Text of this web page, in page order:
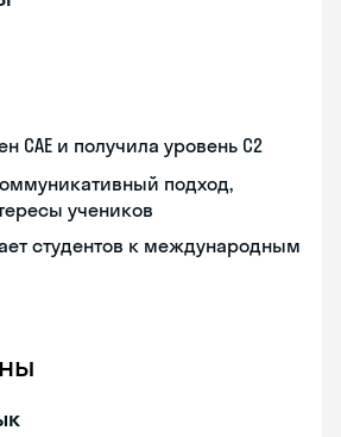
CAE и получила уровень С2
подход,
учеников
студентов к международным